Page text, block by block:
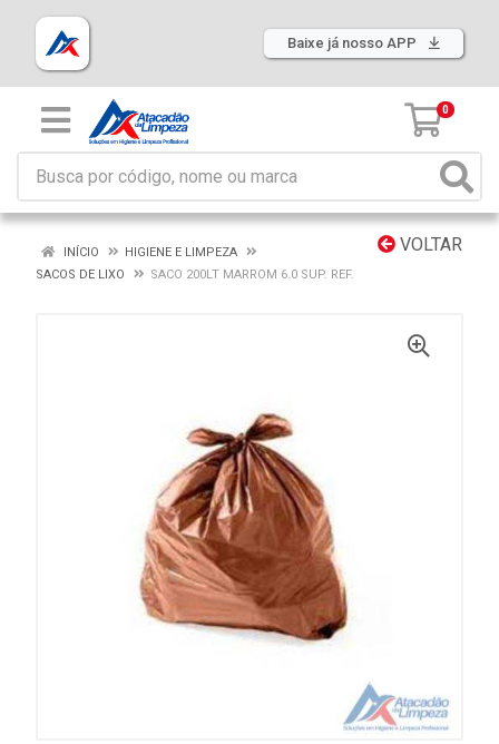
Baixe já nosso APP
0
VOLTAR
INÍCIO
HIGIENE E LIMPEZA
SACOS DE LIXO
SACO 200LT MARROM 6.0 SUP. REF.